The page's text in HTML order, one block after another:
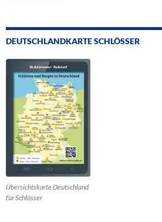
DEUTSCHLANDKARTE SCHLÖSSER
Übersichtskarte Deutschland
für Schlösser